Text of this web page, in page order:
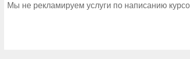
Мы не рекламируем услуги по написанию